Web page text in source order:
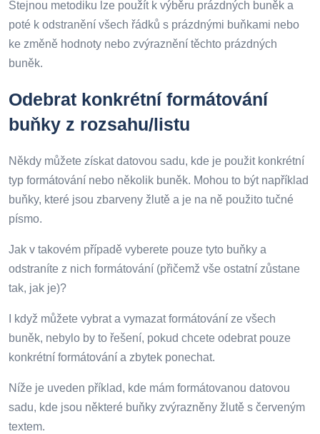
Stejnou metodiku lze použít k výběru prázdných buněk a
poté k odstranění všech řádků s prázdnými buňkami nebo
ke změně hodnoty nebo zvýraznění těchto prázdných
buněk.
Odebrat konkrétní formátování
buňky z rozsahu/listu
Někdy můžete získat datovou sadu, kde je použit konkrétní
typ formátování nebo několik buněk. Mohou to být například
buňky, které jsou zbarveny žlutě a je na ně použito tučné
písmo.
Jak v takovém případě vyberete pouze tyto buňky a
odstraníte z nich formátování (přičemž vše ostatní zůstane
tak, jak je)?
I když můžete vybrat a vymazat formátování ze všech
buněk, nebylo by to řešení, pokud chcete odebrat pouze
konkrétní formátování a zbytek ponechat.
Níže je uveden příklad, kde mám formátovanou datovou
sadu, kde jsou některé buňky zvýrazněny žlutě s červeným
textem.